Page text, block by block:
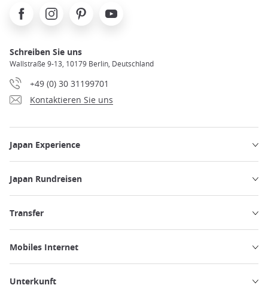
FacebookInstagramPinterest Youtube
Schreiben Sie uns
Wallstraße 9-13, 10179 Berlin, Deutschland
+49 (0) 30 31199701
Kontaktieren Sie uns
Japan Experience
Japan Rundreisen
Transfer
Mobiles Internet
Unterkunft